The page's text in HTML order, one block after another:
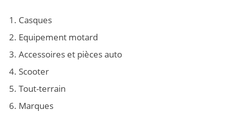
Casques
Equipement motard
Accessoires et pièces auto
Scooter
Tout-terrain
Marques